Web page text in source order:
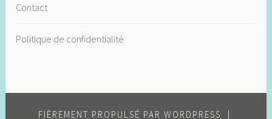
Contact
Politique de confidentialité
FIÈREMENT PROPULSÉ PAR WORDPRESS |